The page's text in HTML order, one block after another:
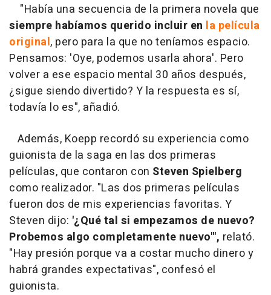
"Había una secuencia de la primera novela que
siempre habíamos querido incluir en la película
original, pero para la que no teníamos espacio.
Pensamos: 'Oye, podemos usarla ahora'. Pero
volver a ese espacio mental 30 años después,
¿sigue siendo divertido? Y la respuesta es sí,
todavía lo es", añadió.
Además, Koepp recordó su experiencia como
guionista de la saga en las dos primeras
películas, que contaron con Steven Spielberg
como realizador. "Las dos primeras películas
fueron dos de mis experiencias favoritas. Y
Steven dijo: '¿Qué tal si empezamos de nuevo?
Probemos algo completamente nuevo'", relató.
"Hay presión porque va a costar mucho dinero y
habrá grandes expectativas", confesó el
guionista.